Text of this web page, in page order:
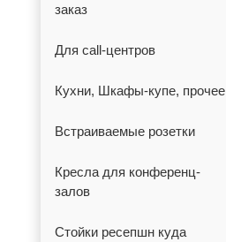
заказ
Для call-центров
Кухни, Шкафы-купе, прочее
Встраиваемые розетки
Кресла для конференц-
залов
Стойки ресепшн куда